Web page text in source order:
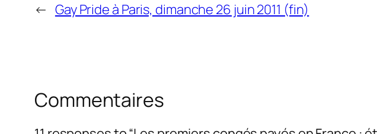
← Gay Pride à Paris, dimanche 26 juin 2011 (fin)
Commentaires